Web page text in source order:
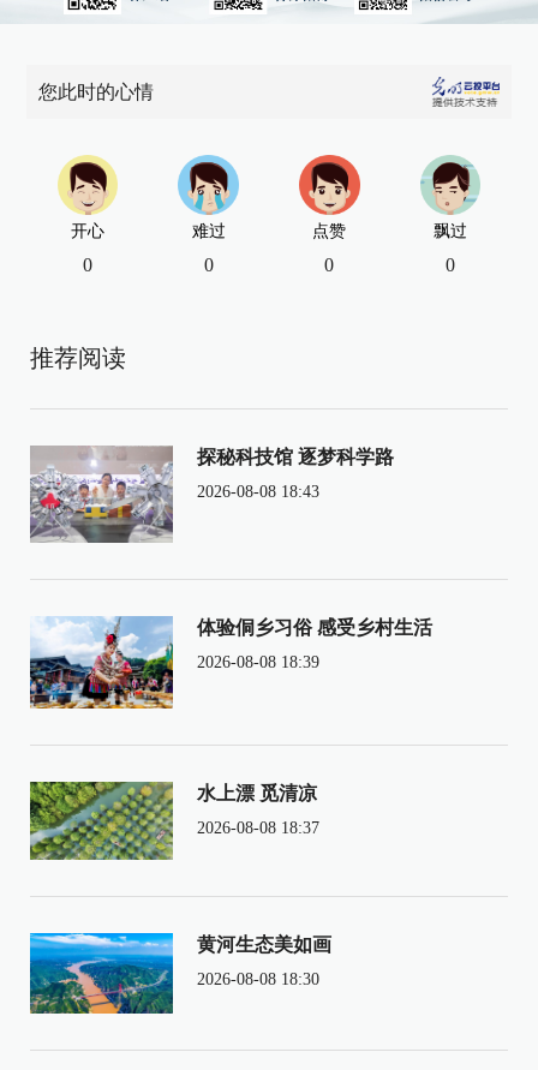
您此时的心情
开心
0
难过
0
点赞
0
飘过
0
推荐阅读
探秘科技馆 逐梦科学路
2026-08-08 18:43
体验侗乡习俗 感受乡村生活
2026-08-08 18:39
水上漂 觅清凉
2026-08-08 18:37
黄河生态美如画
2026-08-08 18:30